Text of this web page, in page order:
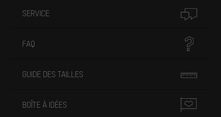
SERVICE
FAQ
GUIDE DES TAILLES
BOÎTE À IDÉES